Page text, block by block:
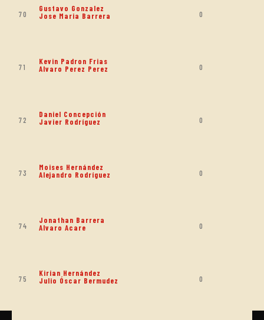
70
Gustavo Gonzalez
Jose Maria Barrera
0
71
Kevin Padron Frias
Alvaro Perez Perez
0
72
Daniel Concepción
Javier Rodríguez
0
73
Moises Hernández
Alejandro Rodríguez
0
74
Jonathan Barrera
Alvaro Acare
0
75
Kirian Hernández
Julio Óscar Bermudez
0